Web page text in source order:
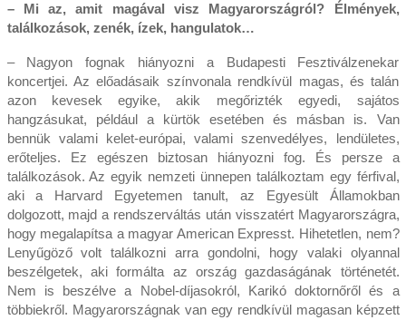
– Mi az, amit magával visz Magyarországról? Élmények,
találkozások, zenék, ízek, hangulatok…
– Nagyon fognak hiányozni a Budapesti Fesztiválzenekar
koncertjei. Az előadásaik színvonala rendkívül magas, és talán
azon kevesek egyike, akik megőrizték egyedi, sajátos
hangzásukat, például a kürtök esetében és másban is. Van
bennük valami kelet-európai, valami szenvedélyes, lendületes,
erőteljes. Ez egészen biztosan hiányozni fog. És persze a
találkozások. Az egyik nemzeti ünnepen találkoztam egy férfival,
aki a Harvard Egyetemen tanult, az Egyesült Államokban
dolgozott, majd a rendszerváltás után visszatért Magyarországra,
hogy megalapítsa a magyar American Expresst. Hihetetlen, nem?
Lenyűgöző volt találkozni arra gondolni, hogy valaki olyannal
beszélgetek, aki formálta az ország gazdaságának történetét.
Nem is beszélve a Nobel-díjasokról, Karikó doktornőről és a
többiekről. Magyarországnak van egy rendkívül magasan képzett